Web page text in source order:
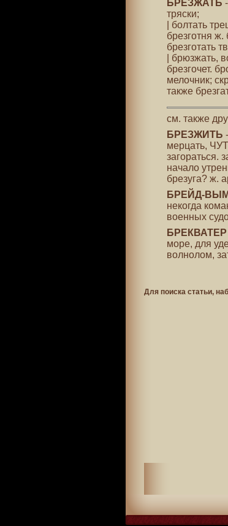
БРЕЗЖАТЬ
тряски;
| болтать
брезготня ж.
брезготать
| брюзжать,
брезгочет.
мелочник;
также
см. также
БРЕЗЖИТЬ
мерцать,
загораться.
начало
брезуга? ж.
БРЕЙД-
некогда
военных
БРЕКВАТЕР
море, для
волнолом,
Для поиска статьи,